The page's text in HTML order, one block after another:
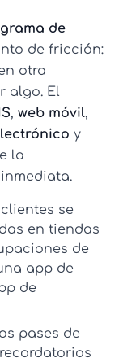
de
de fricción:
otra
algo. El
, web móvil,
y
la
se
en tiendas
de
app de
de
pases de